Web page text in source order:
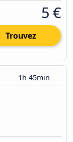
5 €
Trouvez
1h 45min